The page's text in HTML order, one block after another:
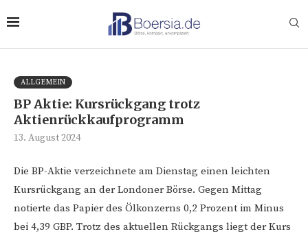
ALLGEMEIN
BP Aktie: Kursrückgang trotz
Aktienrückkaufprogramm
13. August 2024
Die BP-Aktie verzeichnete am Dienstag einen leichten
Kursrückgang an der Londoner Börse. Gegen Mittag
notierte das Papier des Ölkonzerns 0,2 Prozent im Minus
bei 4,39 GBP. Trotz des aktuellen Rückgangs liegt der Kurs